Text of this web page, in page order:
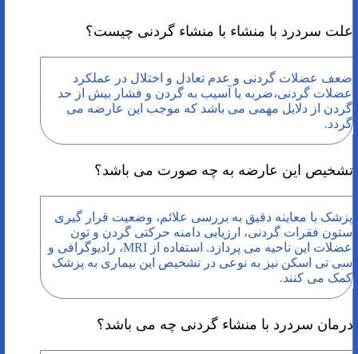
علت سردرد با منشاء با منشاء گردنی چیست؟
ضعف عضلات گردنی و عدم تعادل و اختلال در عملکرد
عضلات گردنی،ضربه یا آسیب به گردن و فشار بیش از حد
گردن از دلایل مهمی می باشد که موجب این عارضه می
گردد.
تشخیص این عارضه به چه صورت می باشد؟
پزشک با معاینه دقیق به بررسی علائم، وضعیت قرار گیری
ستون فقرات گردنی، ارزیابی دامنه حرکتی گردن و تون
عضلات این ناحیه می پردازد. استفاده از MRI، رادیوگرافی و
سی تی اسکن نیز به نوعی در تشخیص این بیماری به پزشک
کمک می ­کنند.
درمان سردرد با منشاء گردنی چه می باشد؟